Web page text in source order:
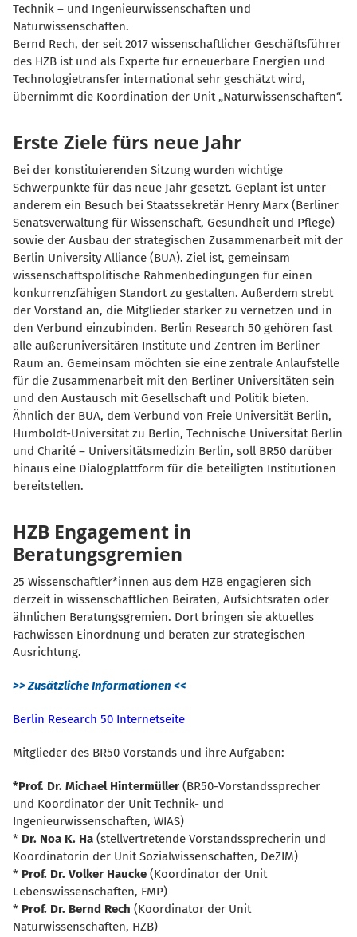
Technik – und Ingenieurwissenschaften und
Naturwissenschaften.
Bernd Rech, der seit 2017 wissenschaftlicher Geschäftsführer
des HZB ist und als Experte für erneuerbare Energien und
Technologietransfer international sehr geschätzt wird,
übernimmt die Koordination der Unit „Naturwissenschaften“.
Erste Ziele fürs neue Jahr
Bei der konstituierenden Sitzung wurden wichtige
Schwerpunkte für das neue Jahr gesetzt. Geplant ist unter
anderem ein Besuch bei Staatssekretär Henry Marx (Berliner
Senatsverwaltung für Wissenschaft, Gesundheit und Pflege)
sowie der Ausbau der strategischen Zusammenarbeit mit der
Berlin University Alliance (BUA). Ziel ist, gemeinsam
wissenschaftspolitische Rahmenbedingungen für einen
konkurrenzfähigen Standort zu gestalten. Außerdem strebt
der Vorstand an, die Mitglieder stärker zu vernetzen und in
den Verbund einzubinden. Berlin Research 50 gehören fast
alle außeruniversitären Institute und Zentren im Berliner
Raum an. Gemeinsam möchten sie eine zentrale Anlaufstelle
für die Zusammenarbeit mit den Berliner Universitäten sein
und den Austausch mit Gesellschaft und Politik bieten.
Ähnlich der BUA, dem Verbund von Freie Universität Berlin,
Humboldt-Universität zu Berlin, Technische Universität Berlin
und Charité – Universitätsmedizin Berlin, soll BR50 darüber
hinaus eine Dialogplattform für die beteiligten Institutionen
bereitstellen.
HZB Engagement in
Beratungsgremien
25 Wissenschaftler*innen aus dem HZB engagieren sich
derzeit in wissenschaftlichen Beiräten, Aufsichtsräten oder
ähnlichen Beratungsgremien. Dort bringen sie aktuelles
Fachwissen Einordnung und beraten zur strategischen
Ausrichtung.
>> Zusätzliche Informationen <<
Berlin Research 50 Internetseite
Mitglieder des BR50 Vorstands und ihre Aufgaben:
*Prof. Dr. Michael Hintermüller (BR50-Vorstandssprecher
und Koordinator der Unit Technik- und
Ingenieurwissenschaften, WIAS)
* Dr. Noa K. Ha (stellvertretende Vorstandssprecherin und
Koordinatorin der Unit Sozialwissenschaften, DeZIM)
* Prof. Dr. Volker Haucke (Koordinator der Unit
Lebenswissenschaften, FMP)
* Prof. Dr. Bernd Rech (Koordinator der Unit
Naturwissenschaften, HZB)